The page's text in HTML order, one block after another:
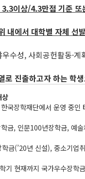
3.3이상/4.3만점 기준 또
내에서 대학별 자체 선
수성, 사회공헌활동·
로 진출하고자 하는 학
상
국장학재단에서 운영 중
금, 인문100년장학금, 예
금(’20년 신설), 중소기업
기 현재까지 국가우수장학